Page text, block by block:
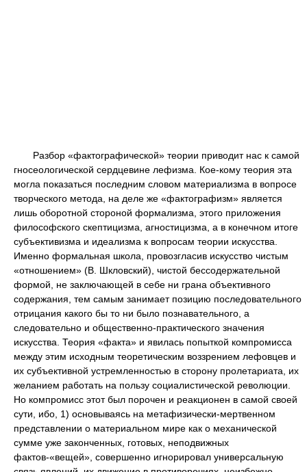
Разбор «фактографической» теории приводит нас к самой
гносеологической сердцевине лефизма. Кое-кому теория эта
могла показаться последним словом материализма в вопросе
творческого метода, на деле же «фактографизм» является
лишь оборотной стороной формализма, этого приложения
философского скептицизма, агностицизма, а в конечном итоге
субъективизма и идеализма к вопросам теории искусства.
Именно формальная школа, провозгласив искусство чистым
«отношением» (В. Шкловский), чистой бессодержательной
формой, не заключающей в себе ни грана объективного
содержания, тем самым занимает позицию последовательного
отрицания какого бы то ни было познавательного, а
следовательно и общественно-практического значения
искусства. Теория «факта» и явилась попыткой компромисса
между этим исходным теоретическим воззрением лефовцев и
их субъективной устремленностью в сторону пролетариата, их
желанием работать на пользу социалистической революции.
Но компромисс этот был порочен и реакционен в самой своей
сути, ибо, 1) основываясь на метафизически-мертвенном
представлении о материальном мире как о механической
сумме уже законченных, готовых, неподвижных
фактов-«вещей», совершенно игнорировал универсальную